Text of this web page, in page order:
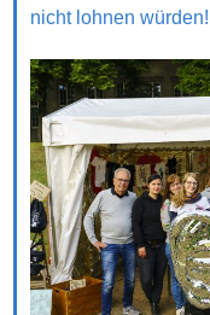
nicht lohnen würden!